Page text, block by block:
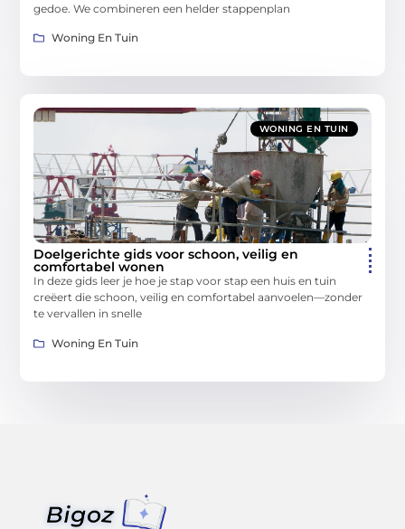
gedoe. We combineren een helder stappenplan
Woning En Tuin
WONING EN TUIN
Doelgerichte gids voor schoon, veilig en
comfortabel wonen
In deze gids leer je hoe je stap voor stap een huis en tuin
creëert die schoon, veilig en comfortabel aanvoelen—zonder
te vervallen in snelle
Woning En Tuin